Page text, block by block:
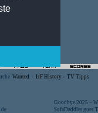
Wanted - IsF History - TV Tipps
Goodbye 2025 –
SofaDaddler goes